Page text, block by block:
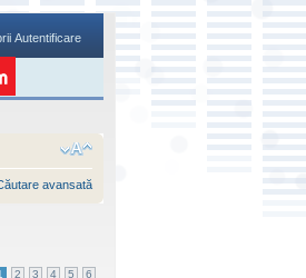
Autentificare
avansată
2 3 4 5 6